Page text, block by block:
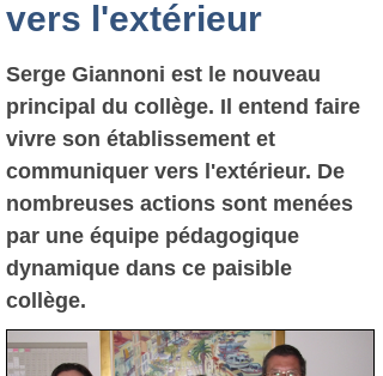
vers l'extérieur
Serge Giannoni est le nouveau
principal du collège. Il entend faire
vivre son établissement et
communiquer vers l'extérieur. De
nombreuses actions sont menées
par une équipe pédagogique
dynamique dans ce paisible
collège.